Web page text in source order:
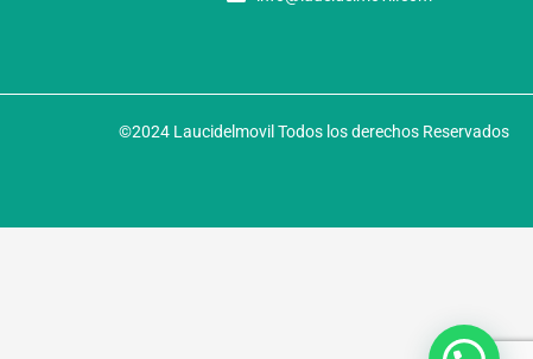
©2024 Laucidelmovil Todos los derechos Reservados